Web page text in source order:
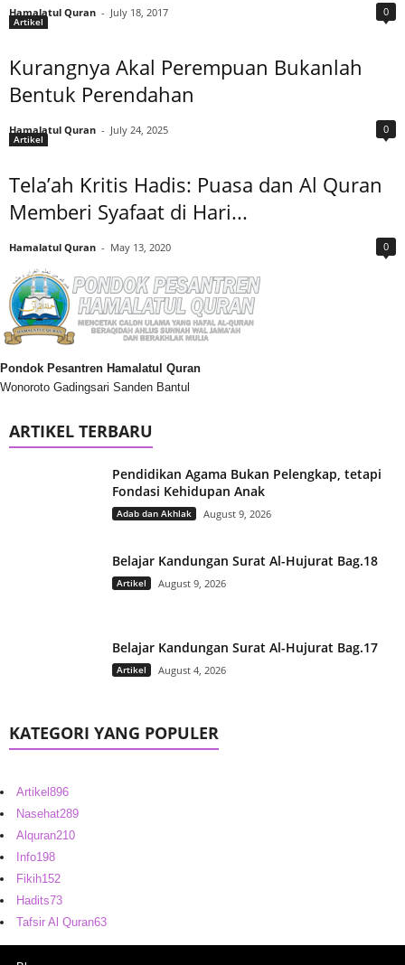
Hamalatul Quran - July 18, 2017 0
Artikel
Kurangnya Akal Perempuan Bukanlah
Bentuk Perendahan
Hamalatul Quran - July 24, 2025 0
Artikel
Tela’ah Kritis Hadis: Puasa dan Al Quran
Memberi Syafaat di Hari...
Hamalatul Quran - May 13, 2020 0
Pondok Pesantren Hamalatul Quran
Wonoroto Gadingsari Sanden Bantul
ARTIKEL TERBARU
Pendidikan Agama Bukan Pelengkap, tetapi
Fondasi Kehidupan Anak
Adab dan Akhlak August 9, 2026
Belajar Kandungan Surat Al-Hujurat Bag.18
Artikel August 9, 2026
Belajar Kandungan Surat Al-Hujurat Bag.17
Artikel August 4, 2026
KATEGORI YANG POPULER
Artikel 896
Nasehat289
Alquran210
Info198
Fikih152
Hadits73
Tafsir Al Quran63